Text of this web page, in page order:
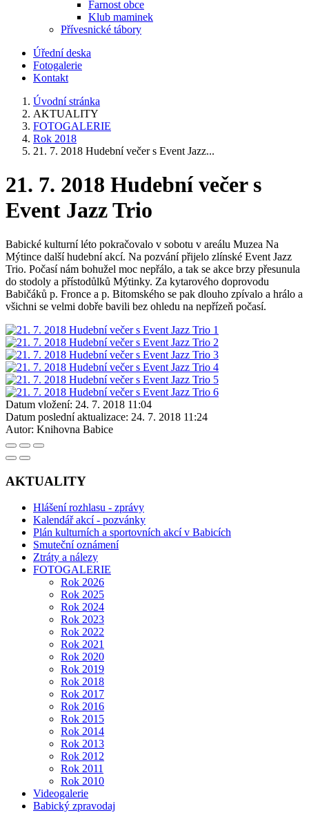
Farnost obce
Klub maminek
Přívesnické tábory
Úřední deska
Fotogalerie
Kontakt
Úvodní stránka
AKTUALITY
FOTOGALERIE
Rok 2018
21. 7. 2018 Hudební večer s Event Jazz...
21. 7. 2018 Hudební večer s
Event Jazz Trio
Babické kulturní léto pokračovalo v sobotu v areálu Muzea Na
Mýtince další hudební akcí. Na pozvání přijelo zlínské Event Jazz
Trio. Počasí nám bohužel moc nepřálo, a tak se akce brzy přesunula
do stodoly a přístodůlků Mýtinky. Za kytarového doprovodu
Babičáků p. Fronce a p. Bitomského se pak dlouho zpívalo a hrálo a
všichni se velmi dobře bavili bez ohledu na nepřízeň počasí.
Datum vložení: 24. 7. 2018 11:04
Datum poslední aktualizace: 24. 7. 2018 11:24
Autor: Knihovna Babice
AKTUALITY
Hlášení rozhlasu - zprávy
Kalendář akcí - pozvánky
Plán kulturních a sportovních akcí v Babicích
Smuteční oznámení
Ztráty a nálezy
FOTOGALERIE
Rok 2026
Rok 2025
Rok 2024
Rok 2023
Rok 2022
Rok 2021
Rok 2020
Rok 2019
Rok 2018
Rok 2017
Rok 2016
Rok 2015
Rok 2014
Rok 2013
Rok 2012
Rok 2011
Rok 2010
Videogalerie
Babický zpravodaj